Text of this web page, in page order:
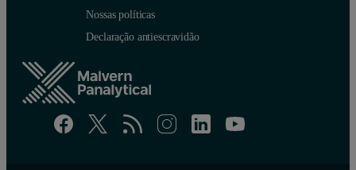
Nossas políticas
Declaração antiescravidão